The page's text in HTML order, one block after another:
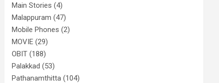
Main Stories (4)
Malappuram (47)
Mobile Phones (2)
MOVIE (29)
OBIT (188)
Palakkad (53)
Pathanamthitta (104)